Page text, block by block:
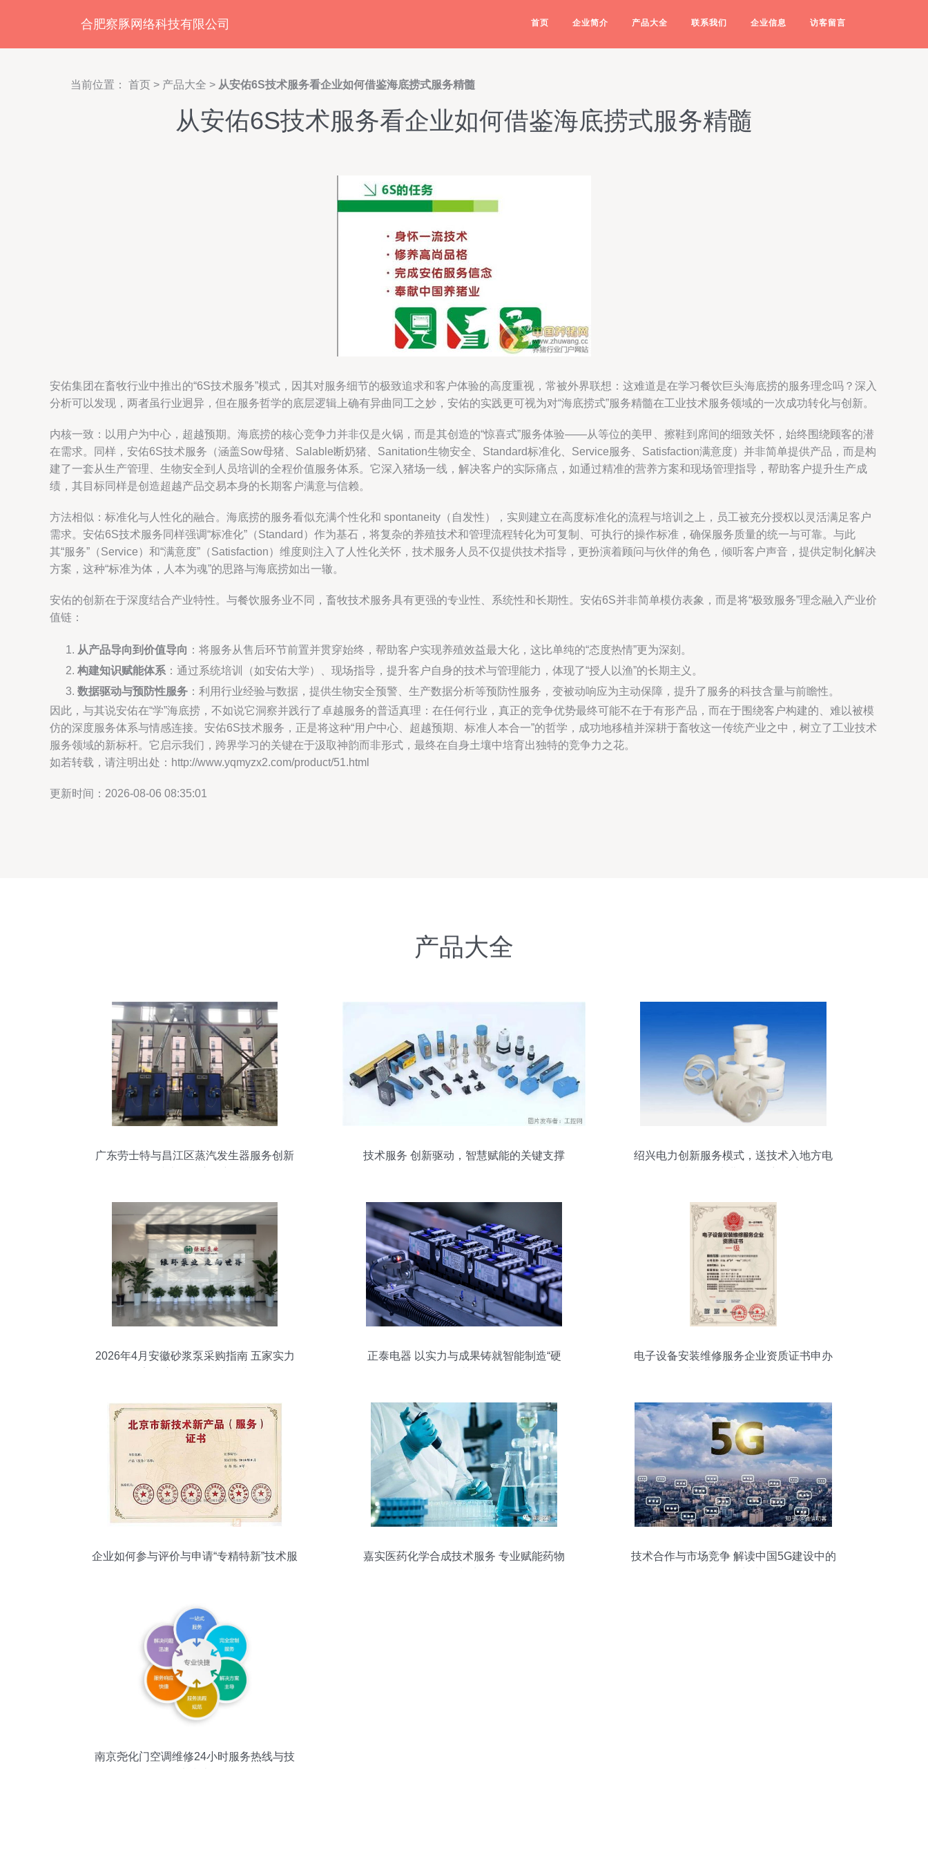
合肥察豚网络科技有限公司 首页 企业简介 产品大全 联系我们 企业信息 访客留言
当前位置： 首页 > 产品大全 > 从安佑6S技术服务看企业如何借鉴海底捞式服务精髓
从安佑6S技术服务看企业如何借鉴海底捞式服务精髓
安佑集团在畜牧行业中推出的“6S技术服务”模式，因其对服务细节的极致追求和客户体验的高度重视，常被外界联想：这难道是在学习餐饮巨头海底捞的服务理念吗？深入
分析可以发现，两者虽行业迥异，但在服务哲学的底层逻辑上确有异曲同工之妙，安佑的实践更可视为对“海底捞式”服务精髓在工业技术服务领域的一次成功转化与创新。
内核一致：以用户为中心，超越预期。海底捞的核心竞争力并非仅是火锅，而是其创造的“惊喜式”服务体验——从等位的美甲、擦鞋到席间的细致关怀，始终围绕顾客的潜
在需求。同样，安佑6S技术服务（涵盖Sow母猪、Salable断奶猪、Sanitation生物安全、Standard标准化、Service服务、Satisfaction满意度）并非简单提供产品，而是构
建了一套从生产管理、生物安全到人员培训的全程价值服务体系。它深入猪场一线，解决客户的实际痛点，如通过精准的营养方案和现场管理指导，帮助客户提升生产成
绩，其目标同样是创造超越产品交易本身的长期客户满意与信赖。
方法相似：标准化与人性化的融合。海底捞的服务看似充满个性化和 spontaneity（自发性），实则建立在高度标准化的流程与培训之上，员工被充分授权以灵活满足客户
需求。安佑6S技术服务同样强调“标准化”（Standard）作为基石，将复杂的养殖技术和管理流程转化为可复制、可执行的操作标准，确保服务质量的统一与可靠。与此
其“服务”（Service）和“满意度”（Satisfaction）维度则注入了人性化关怀，技术服务人员不仅提供技术指导，更扮演着顾问与伙伴的角色，倾听客户声音，提供定制化解决
方案，这种“标准为体，人本为魂”的思路与海底捞如出一辙。
安佑的创新在于深度结合产业特性。与餐饮服务业不同，畜牧技术服务具有更强的专业性、系统性和长期性。安佑6S并非简单模仿表象，而是将“极致服务”理念融入产业价
值链：
从产品导向到价值导向 ：将服务从售后环节前置并贯穿始终，帮助客户实现养殖效益最大化，这比单纯的“态度热情”更为深刻。
构建知识赋能体系 ：通过系统培训（如安佑大学）、现场指导，提升客户自身的技术与管理能力，体现了“授人以渔”的长期主义。
数据驱动与预防性服务 ：利用行业经验与数据，提供生物安全预警、生产数据分析等预防性服务，变被动响应为主动保障，提升了服务的科技含量与前瞻性。
因此，与其说安佑在“学”海底捞，不如说它洞察并践行了卓越服务的普适真理：在任何行业，真正的竞争优势最终可能不在于有形产品，而在于围绕客户构建的、难以被模
仿的深度服务体系与情感连接。安佑6S技术服务，正是将这种“用户中心、超越预期、标准人本合一”的哲学，成功地移植并深耕于畜牧这一传统产业之中，树立了工业技术
服务领域的新标杆。它启示我们，跨界学习的关键在于汲取神韵而非形式，最终在自身土壤中培育出独特的竞争力之花。
如若转载，请注明出处：http://www.yqmyzx2.com/product/51.html
更新时间：2026-08-06 08:35:01
产品大全
广东劳士特与昌江区蒸汽发生器服务创新
技术服务 创新驱动，智慧赋能的关键支撑
绍兴电力创新服务模式，送技术入地方电
2026年4月安徽砂浆泵采购指南 五家实力
正泰电器 以实力与成果铸就智能制造“硬
电子设备安装维修服务企业资质证书申办
企业如何参与评价与申请“专精特新”技术服
嘉实医药化学合成技术服务 专业赋能药物
技术合作与市场竞争 解读中国5G建设中的
南京尧化门空调维修24小时服务热线与技